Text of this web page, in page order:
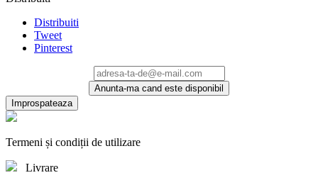
Distribuiti
Tweet
Pinterest
Anunta-ma cand este disponibil
Termeni și condiții de utilizare
Livrare